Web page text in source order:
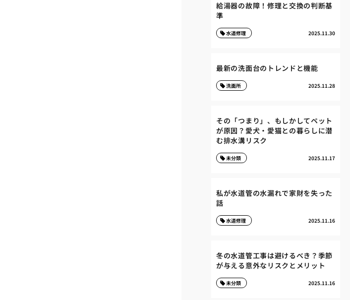
給湯器の故障！修理と交換の判断基
準
2025.11.30
水道修理
最新の洗面台のトレンドと機能
2025.11.28
洗面所
その「つまり」、もしかしてペット
が原因？愛犬・愛猫との暮らしに潜
む排水溝リスク
2025.11.17
未分類
私が水道管の水漏れで家財を失った
話
2025.11.16
水道修理
冬の水道管工事は避けるべき？季節
が与える意外なリスクとメリット
2025.11.16
未分類